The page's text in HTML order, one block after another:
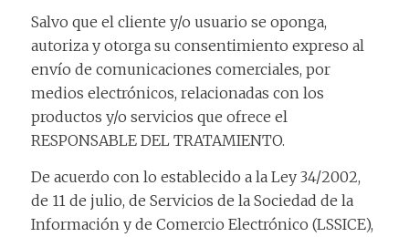
Salvo que el cliente y/o usuario se oponga,
autoriza y otorga su consentimiento expreso al
envío de comunicaciones comerciales, por
medios electrónicos, relacionadas con los
productos y/o servicios que ofrece el
RESPONSABLE DEL TRATAMIENTO.
De acuerdo con lo establecido a la Ley 34/2002,
de 11 de julio, de Servicios de la Sociedad de la
Información y de Comercio Electrónico (LSSICE),